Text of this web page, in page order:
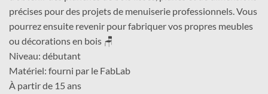
précises pour des projets de menuiserie professionnels. Vous
pourrez ensuite revenir pour fabriquer vos propres meubles
ou décorations en bois 🪑
Niveau: débutant
Matériel: fourni par le FabLab
À partir de 15 ans